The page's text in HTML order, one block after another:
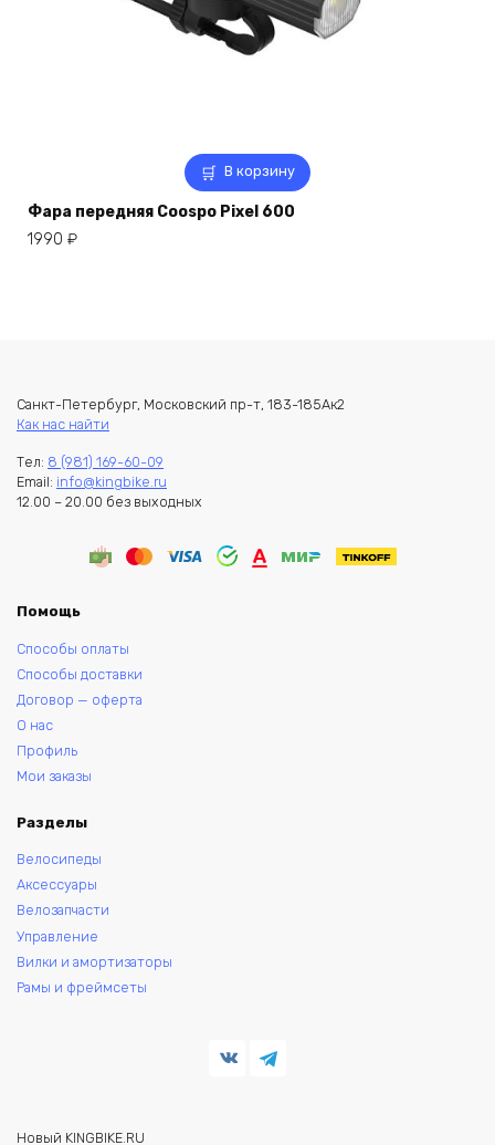
В корзину
Фара передняя Coospo Pixel 600
1990 ₽
Санкт-Петербург, Московский пр-т, 183-185Ак2
Как нас найти
Тел: 8 (981) 169-60-09
Email: info@kingbike.ru
12.00 – 20.00 без выходных
Помощь
Способы оплаты
Способы доставки
Договор — оферта
О нас
Профиль
Мои заказы
Разделы
Велосипеды
Аксессуары
Велозапчасти
Управление
Вилки и амортизаторы
Рамы и фреймсеты
Новый KINGBIKE.RU